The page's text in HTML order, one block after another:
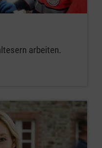
sonstige
Ruhr
arbeiten.